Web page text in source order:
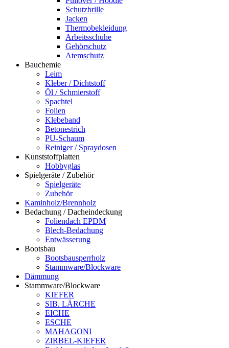
Schutzbrille
Jacken
Thermobekleidung
Arbeitsschuhe
Gehörschutz
Atemschutz
Bauchemie
Leim
Kleber / Dichtstoff
Öl / Schmierstoff
Spachtel
Folien
Klebeband
Betonestrich
PU-Schaum
Reiniger / Spraydosen
Kunststoffplatten
Hobbyglas
Spielgeräte / Zubehör
Spielgeräte
Zubehör
Kaminholz/Brennholz
Bedachung / Dacheindeckung
Foliendach EPDM
Blech-Bedachung
Entwässerung
Bootsbau
Bootsbausperrholz
Stammware/Blockware
Dämmung
Stammware/Blockware
KIEFER
SIB. LÄRCHE
EICHE
ESCHE
MAHAGONI
ZIRBEL-KIEFER